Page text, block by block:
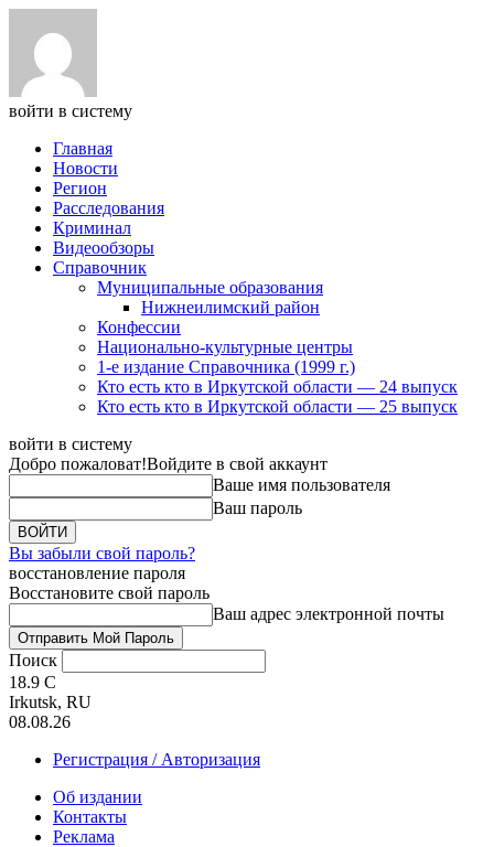
войти в систему
Главная
Новости
Регион
Расследования
Криминал
Видеообзоры
Справочник
Муниципальные образования
Нижнеилимский район
Конфессии
Национально-культурные центры
1-е издание Справочника (1999 г.)
Кто есть кто в Иркутской области — 24 выпуск
Кто есть кто в Иркутской области — 25 выпуск
войти в систему
Добро пожаловат!Войдите в свой аккаунт
Ваше имя пользователя
Ваш пароль
Вы забыли свой пароль?
восстановление пароля
Восстановите свой пароль
Ваш адрес электронной почты
Поиск
18.9 C
Irkutsk, RU
08.08.26
Регистрация / Авторизация
Об издании
Контакты
Реклама